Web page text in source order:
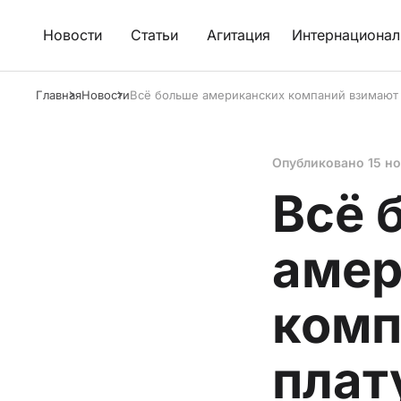
Новости Статьи Агитация Интернационал
ГлавнаяНовостиВсё больше американских компаний взимают
Опубликовано 15
Всё